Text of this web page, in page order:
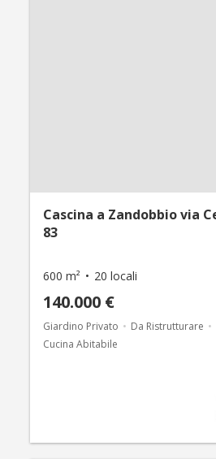
Cascina a Zandobbio via
83
600 m² 20 locali
140.000 €
Giardino Privato Da Ristrutturare
Cucina Abitabile